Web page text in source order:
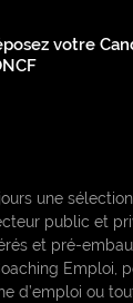
votre
une
public et
et pré-
Emploi,
d’emploi ou